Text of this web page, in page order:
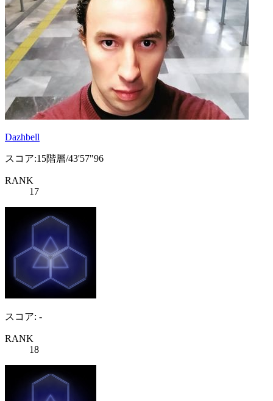
Dazhbell
スコア:15階層/43'57"96
RANK
17
スコア: -
RANK
18